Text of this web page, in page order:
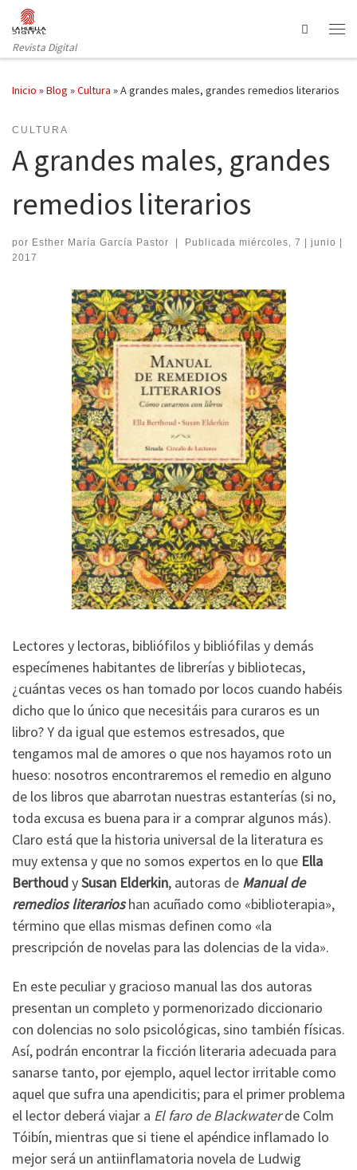
Saltar al contenido
Revista Digital
Search
Inicio »Blog »Cultura »A grandes males, grandes remedios literarios
CULTURA
A grandes males, grandes
remedios literarios
por Esther María García Pastor | Publicada miércoles, 7 | junio |
2017
Lectores y lectoras, bibliófilos y bibliófilas y demás
especímenes habitantes de librerías y bibliotecas,
¿cuántas veces os han tomado por locos cuando habéis
dicho que lo único que necesitáis para curaros es un
libro? Y da igual que estemos estresados, que
tengamos mal de amores o que nos hayamos roto un
hueso: nosotros encontraremos el remedio en alguno
de los libros que abarrotan nuestras estanterías (si no,
toda excusa es buena para ir a comprar algunos más).
Claro está que la historia universal de la literatura es
muy extensa y que no somos expertos en lo que Ella
BerthoudySusan Elderkin, autoras de Manual de
remedios literarioshan acuñado como «biblioterapia»,
término que ellas mismas definen como «la
prescripción de novelas para las dolencias de la vida».
En este peculiar y gracioso manual las dos autoras
presentan un completo y pormenorizado diccionario
con dolencias no solo psicológicas, sino también físicas.
Así, podrán encontrar la ficción literaria adecuada para
sanarse tanto, por ejemplo, aquel lector irritable como
aquel que sufra una apendicitis; para el primer problema
el lector deberá viajar a El faro de Blackwaterde Colm
Tóibín, mientras que si tiene el apéndice inflamado lo
mejor será un antiinflamatoria novela de Ludwig